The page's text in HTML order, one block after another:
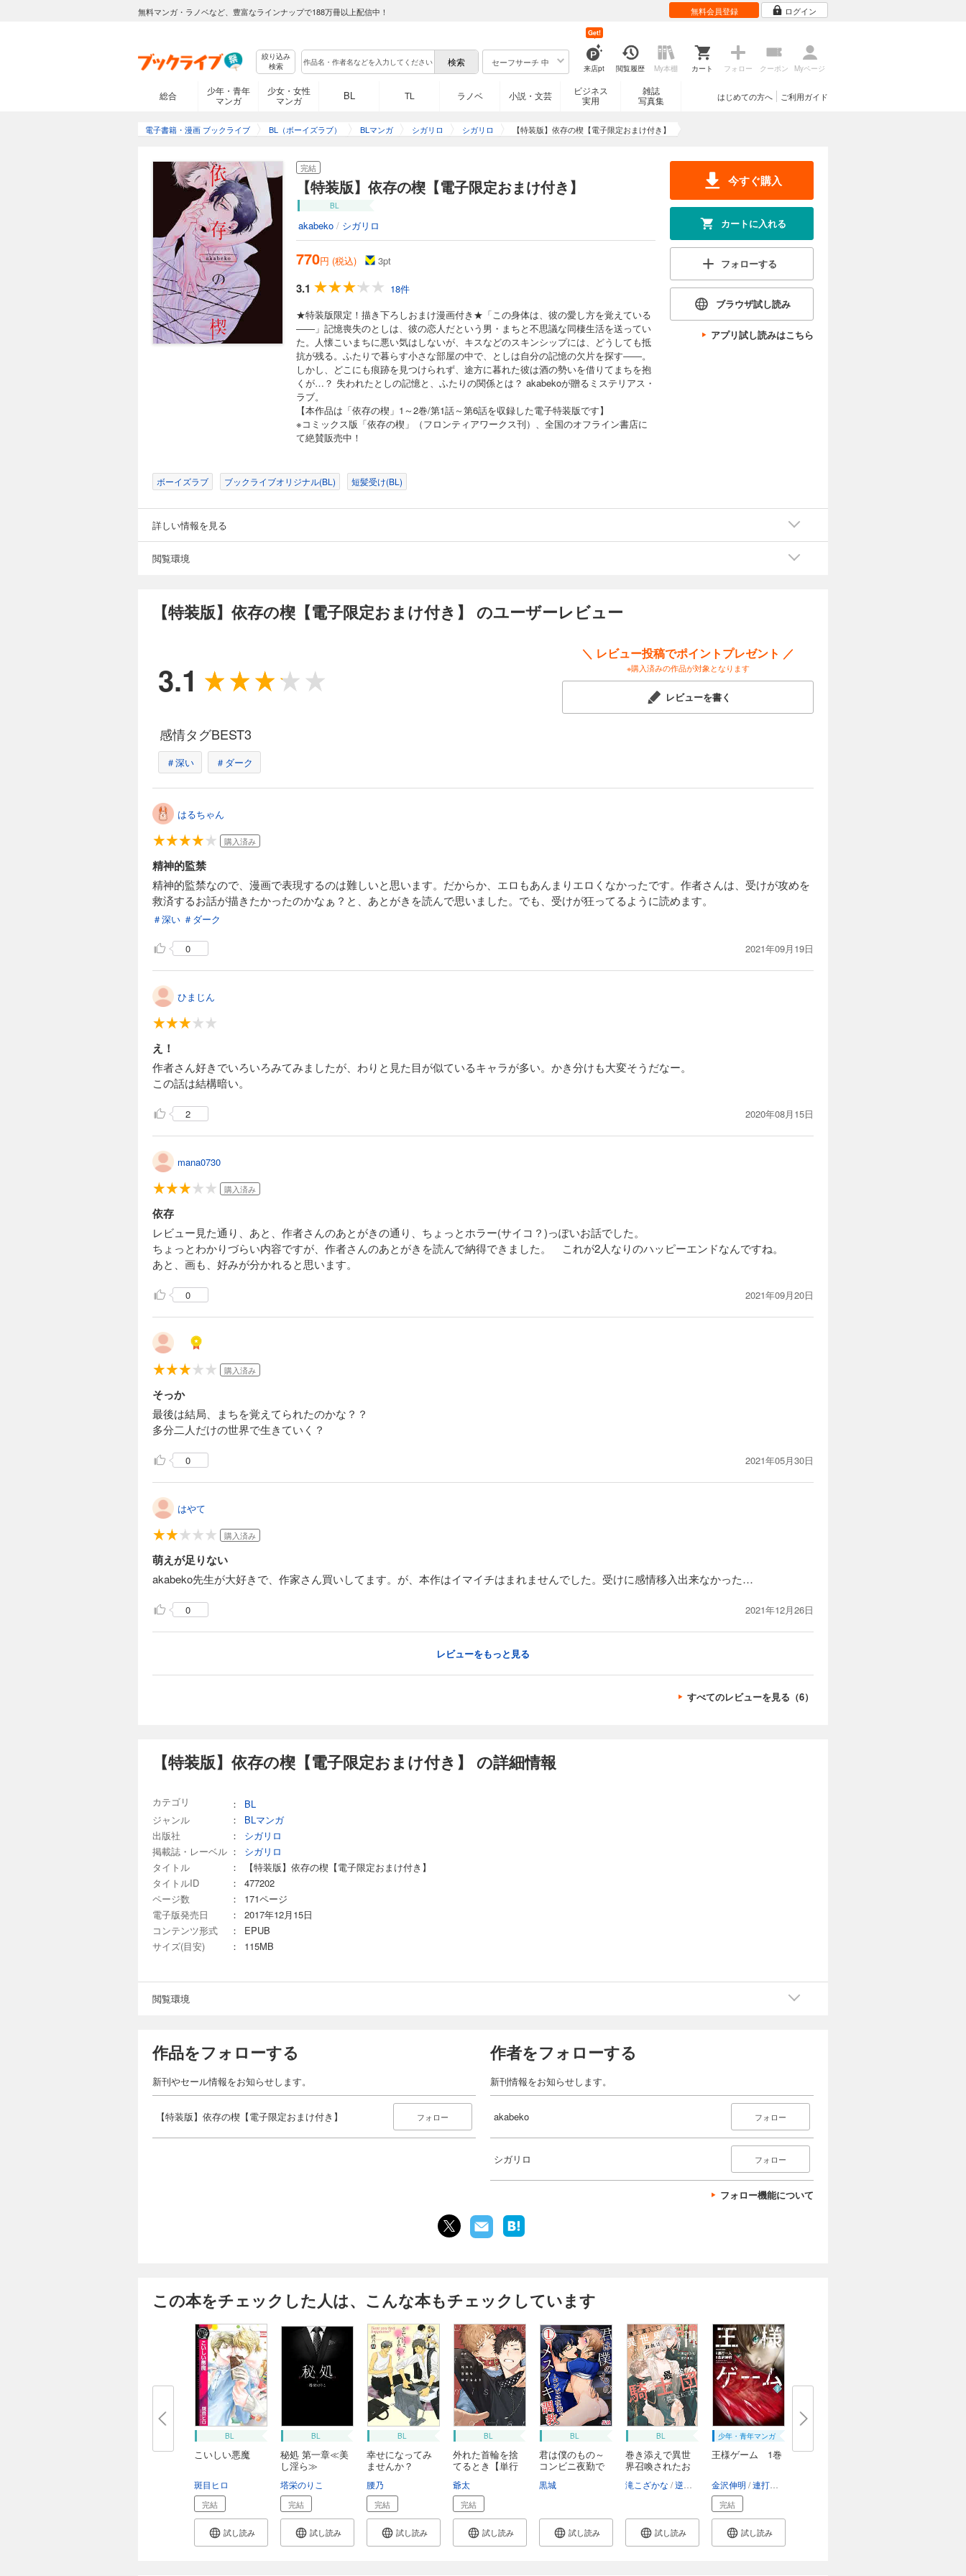
無料マンガ・ラノベなど、豊富なラインナップで188万冊以上配信中！ 無料会員登録 ログイン
絞り込み
検索
セーフサーチ 中
来店pt
Get!
閲覧履歴 My本棚 カート フォロー クーポン Myページ
総合
少年・青年
マンガ
少女・女性
マンガ
BL TL ラノベ 小説・文芸
ビジネス
実用
雑誌
写真集
ご利用ガイド
はじめての方へ
電子書籍・漫画 ブックライブ BL（ボーイズラブ） BLマンガ シガリロ シガリロ 【特装版】依存の楔【電子限定おまけ付き】
完結
【特装版】依存の楔【電子限定おまけ付き】
BL
akabeko / シガリロ
770円 (税込) 3pt
3.1
18件
★特装版限定！描き下ろしおまけ漫画付き★「この身体は、彼の愛し方を覚えている
――」記憶喪失のとしは、彼の恋人だという男・まちと不思議な同棲生活を送ってい
た。人懐こいまちに悪い気はしないが、キスなどのスキンシップには、どうしても抵
抗が残る。ふたりで暮らす小さな部屋の中で、としは自分の記憶の欠片を探す――。
しかし、どこにも痕跡を見つけられず、途方に暮れた彼は酒の勢いを借りてまちを抱
くが…？ 失われたとしの記憶と、ふたりの関係とは？ akabekoが贈るミステリアス・
ラブ。
【本作品は「依存の楔」1～2巻/第1話～第6話を収録した電子特装版です】
※コミックス版「依存の楔」（フロンティアワークス刊）、全国のオフライン書店に
て絶賛販売中！
今すぐ購入
カートに入れる
フォローする
ブラウザ試し読み
アプリ試し読みはこちら
ボーイズラブ ブックライブオリジナル(BL) 短髪受け(BL)
詳しい情報を見る
閲覧環境
【特装版】依存の楔【電子限定おまけ付き】 のユーザーレビュー
3.1
＼ レビュー投稿でポイントプレゼント ／
※購入済みの作品が対象となります
レビューを書く
感情タグBEST3
＃深い ＃ダーク
はるちゃん
購入済み
精神的監禁
精神的監禁なので、漫画で表現するのは難しいと思います。だからか、エロもあんまりエロくなかったです。作者さんは、受けが攻めを
救済するお話が描きたかったのかなぁ？と、あとがきを読んで思いました。でも、受けが狂ってるように読めます。
＃深い ＃ダーク
0 2021年09月19日
ひまじん
え！
作者さん好きでいろいろみてみましたが、わりと見た目が似ているキャラが多い。かき分けも大変そうだなー。
この話は結構暗い。
2 2020年08月15日
mana0730
購入済み
依存
レビュー見た通り、あと、作者さんのあとがきの通り、ちょっとホラー(サイコ？)っぽいお話でした。
ちょっとわかりづらい内容ですが、作者さんのあとがきを読んで納得できました。 これが2人なりのハッピーエンドなんですね。
あと、画も、好みが分かれると思います。
0 2021年09月20日
購入済み
そっか
最後は結局、まちを覚えてられたのかな？？
多分二人だけの世界で生きていく？
0 2021年05月30日
はやて
購入済み
萌えが足りない
akabeko先生が大好きで、作家さん買いしてます。が、本作はイマイチはまれませんでした。受けに感情移入出来なかった…
0 2021年12月26日
レビューをもっと見る
すべてのレビューを見る（6）
【特装版】依存の楔【電子限定おまけ付き】 の詳細情報
カテゴリ ：
BL
ジャンル
：
BLマンガ
出版社
：
シガリロ
掲載誌・レーベル ：
シガリロ
タイトル
：
【特装版】依存の楔【電子限定おまけ付き】
タイトルID
：
477202
ページ数
：
171ページ
電子版発売日
：
2017年12月15日
コンテンツ形式
：
EPUB
サイズ(目安)
： 115MB
閲覧環境
作品をフォローする
新刊やセール情報をお知らせします。
【特装版】依存の楔【電子限定おまけ付き】 フォロー
作者をフォローする
新刊情報をお知らせします。
akabeko フォロー
シガリロ フォロー
フォロー機能について
この本をチェックした人は、こんな本もチェックしています
BL
こいしい悪魔
斑目ヒロ
完結
試し読み
BL
秘処 第一章≪美
し淫ら≫
塔栄のりこ
完結
試し読み
BL
幸せになってみ
ませんか？
腰乃
完結
試し読み
BL
外れた首輪を捨
てるとき【単行
爺太
完結
試し読み
BL
君は僕のもの～
コンビニ夜勤で
黒城
試し読み
BL
巻き添えで異世
界召喚されたお
滝こざかな 逆月酒乱
試し読み
少年・青年マンガ
王様ゲーム 1巻
金沢伸明 連打一人
完結
試し読み